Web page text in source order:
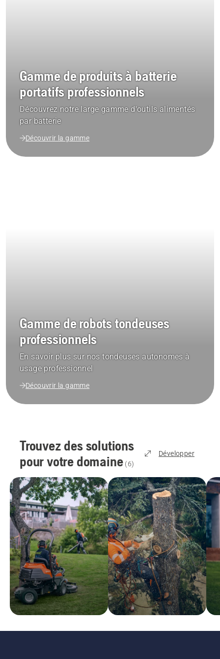
Gamme de produits à batterie
portatifs professionnels
Découvrez notre large gamme d'outils alimentés
par batterie
Découvrir la gamme
Gamme de robots tondeuses
professionnels
En savoir plus sur nos tondeuses autonomes à
usage professionnel
Découvrir la gamme
Trouvez des solutions
pour votre domaine (6)
Développer